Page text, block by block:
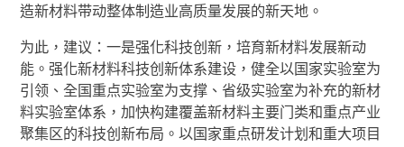
造新材料带动整体制造业高质量发展的新天地。
为此，建议：一是强化科技创新，培育新材料发展新动
能。强化新材料科技创新体系建设，健全以国家实验室为
引领、全国重点实验室为支撑、省级实验室为补充的新材
料实验室体系，加快构建覆盖新材料主要门类和重点产业
聚集区的科技创新布局。以国家重点研发计划和重大项目